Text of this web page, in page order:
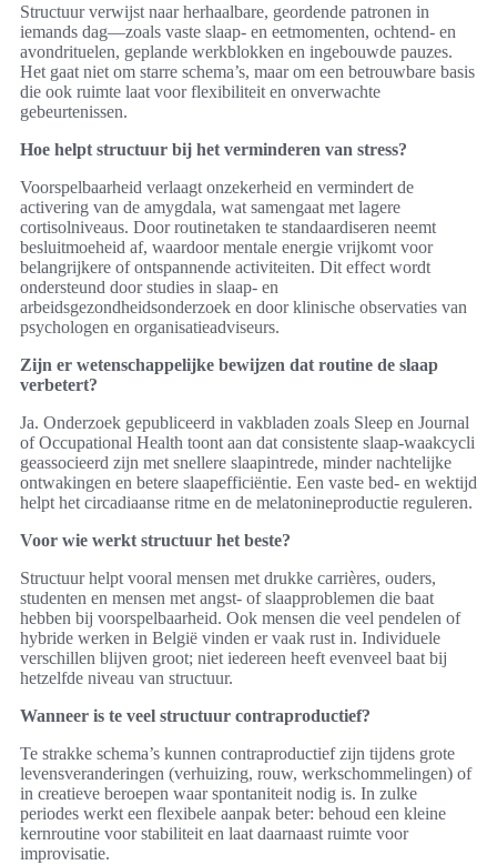
Structuur verwijst naar herhaalbare, geordende patronen in
iemands dag—zoals vaste slaap- en eetmomenten, ochtend- en
avondrituelen, geplande werkblokken en ingebouwde pauzes.
Het gaat niet om starre schema’s, maar om een betrouwbare basis
die ook ruimte laat voor flexibiliteit en onverwachte
gebeurtenissen.
Hoe helpt structuur bij het verminderen van stress?
Voorspelbaarheid verlaagt onzekerheid en vermindert de
activering van de amygdala, wat samengaat met lagere
cortisolniveaus. Door routinetaken te standaardiseren neemt
besluitmoeheid af, waardoor mentale energie vrijkomt voor
belangrijkere of ontspannende activiteiten. Dit effect wordt
ondersteund door studies in slaap- en
arbeidsgezondheidsonderzoek en door klinische observaties van
psychologen en organisatieadviseurs.
Zijn er wetenschappelijke bewijzen dat routine de slaap
verbetert?
Ja. Onderzoek gepubliceerd in vakbladen zoals Sleep en Journal
of Occupational Health toont aan dat consistente slaap-waakcycli
geassocieerd zijn met snellere slaapintrede, minder nachtelijke
ontwakingen en betere slaapefficiëntie. Een vaste bed- en wektijd
helpt het circadiaanse ritme en de melatonineproductie reguleren.
Voor wie werkt structuur het beste?
Structuur helpt vooral mensen met drukke carrières, ouders,
studenten en mensen met angst- of slaapproblemen die baat
hebben bij voorspelbaarheid. Ook mensen die veel pendelen of
hybride werken in België vinden er vaak rust in. Individuele
verschillen blijven groot; niet iedereen heeft evenveel baat bij
hetzelfde niveau van structuur.
Wanneer is te veel structuur contraproductief?
Te strakke schema’s kunnen contraproductief zijn tijdens grote
levensveranderingen (verhuizing, rouw, werkschommelingen) of
in creatieve beroepen waar spontaniteit nodig is. In zulke
periodes werkt een flexibele aanpak beter: behoud een kleine
kernroutine voor stabiliteit en laat daarnaast ruimte voor
improvisatie.